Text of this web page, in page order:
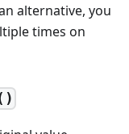
alternative, you
times on